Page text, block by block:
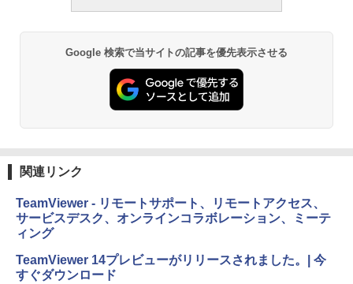
ClaudeCode いちばんやさしい 教科書:
方 マニュアル AI副業にもコンテンツ作成
にもKindle出版にも！ 非エンジニアのた
めのAIコーディング入門シリーズ
￥1,292
￥16,980
Kindle Paperwhite シグニチャーエディ
ション (32GB) 7インチディスプレイ、明
Amazon Kindle Colorsoft | 16GBストレ
テリー、広告無し、ブラック (2025年発
Google 検索で当サイトの記事を優先表示させる
関連リンク
TeamViewer - リモートサポート、リモートアクセス、
サービスデスク、オンラインコラボレーション、ミーテ
ィング
TeamViewer 14プレビューがリリースされました。| 今
すぐダウンロード